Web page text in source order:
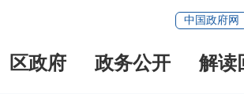
中国政府网
区政府 政务公开 解读